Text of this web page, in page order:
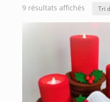
9 résultats affichésTrié
plus
récent
ancien